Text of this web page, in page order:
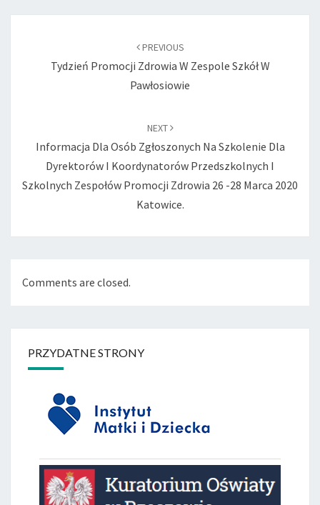
PREVIOUS
Tydzień Promocji Zdrowia W Zespole Szkół W
Pawłosiowie
NEXT
Informacja Dla Osób Zgłoszonych Na Szkolenie Dla
Dyrektorów I Koordynatorów Przedszkolnych I
Szkolnych Zespołów Promocji Zdrowia 26 -28 Marca 2020
Katowice.
Comments are closed.
PRZYDATNE STRONY